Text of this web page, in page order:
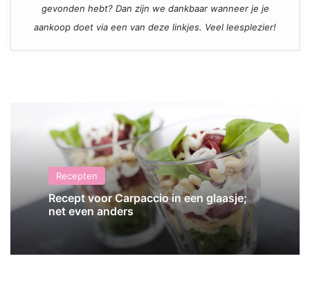
gevonden hebt? Dan zijn we dankbaar wanneer je je
aankoop doet via een van deze linkjes. Veel leesplezier!
Recepten
Recept voor Carpaccio in een glaasje;
net even anders